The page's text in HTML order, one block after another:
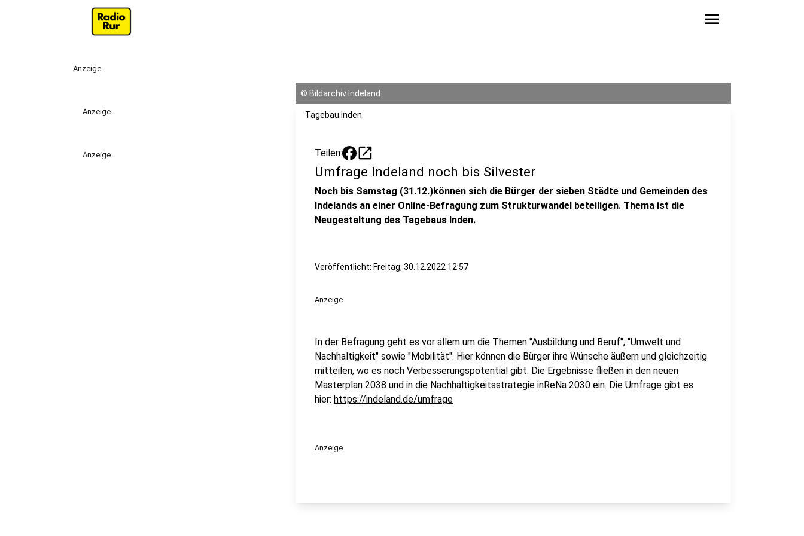
menu
Anzeige
Anzeige
Anzeige
© Bildarchiv Indeland
Tagebau Inden
Teilen: open_in_new
Umfrage Indeland noch bis Silvester
Noch bis Samstag (31.12.)können sich die Bürger der sieben Städte und Gemeinden des
Indelands an einer Online-Befragung zum Strukturwandel beteiligen. Thema ist die
Neugestaltung des Tagebaus Inden.
Veröffentlicht: Freitag, 30.12.2022 12:57
Anzeige
In der Befragung geht es vor allem um die Themen "Ausbildung und Beruf", "Umwelt und
Nachhaltigkeit" sowie "Mobilität". Hier können die Bürger ihre Wünsche äußern und gleichzeitig
mitteilen, wo es noch Verbesserungspotential gibt. Die Ergebnisse fließen in den neuen
Masterplan 2038 und in die Nachhaltigkeitsstrategie inReNa 2030 ein. Die Umfrage gibt es
hier: https://indeland.de/umfrage
Anzeige